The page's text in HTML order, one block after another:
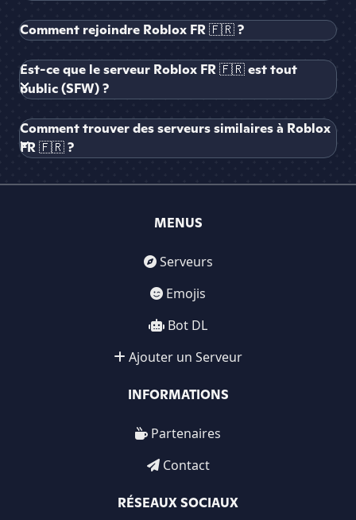
Comment rejoindre Roblox FR 🇫🇷 ?
Est-ce que le serveur Roblox FR 🇫🇷 est tout
public (SFW) ?
Comment trouver des serveurs similaires à Roblox
FR 🇫🇷 ?
MENUS
Serveurs
Emojis
Bot DL
Ajouter un Serveur
INFORMATIONS
Partenaires
Contact
RÉSEAUX SOCIAUX